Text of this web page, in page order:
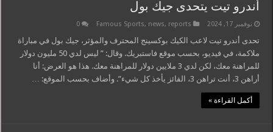
أندرو تيت يتحدى جيك بول
نوفمبر 17, 2024 Famous Sports, news, reports
0
تحدى أندرو تيت لاعب الكيك بوكسينج المحترف والمؤثر، جيك بول في مباراة
ملاكمة، في فيديو، بحسب موقع فاستبريك. وقال: ” ليس لدي 50 مليون دولار
للمراهنة معك، لكن لدي 3 ملايين دولار للمراهنة معك. هذا هو العرض: أنا
أراهن 3، أنت تراهن 3، الفائز يأخذ كل شيء”. وأضاف بحسب الموقع: …
أكمل القراءة »